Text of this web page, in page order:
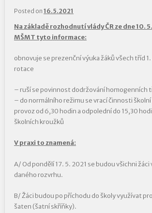
Posted on 16.5.2021
Na základě rozhodnutí vlády ČR ze dne 10.
MŠMT tyto informace:
obnovuje se prezenční výuka žáků všech tříd
rotace
– ruší se povinnost dodržování homogenních
– do normálního režimu se vrací činnosti
provoz od 6,30 hodin a odpolední do 15,30
školních kroužků
V praxi to znamená:
A/ Od pondělí 17. 5. 2021 se budou všichni
daného rozvrhu.
B/ Žáci budou po příchodu do školy využívat
šaten (šatní skříňky).